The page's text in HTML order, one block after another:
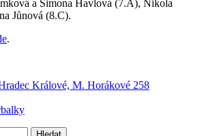
a Simona Havlová (7.A), Nikola
Jůnová (8.C).
.
Králové, M. Horákové 258
Hledat